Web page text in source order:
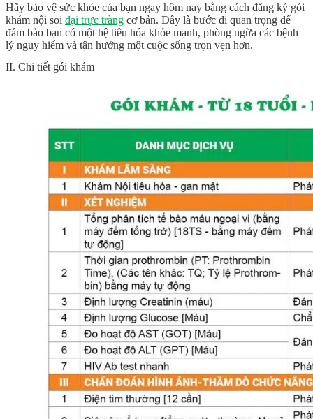
Hãy bảo vệ sức khỏe của bạn ngay hôm nay bằng cách đăng ký gói
khám nội soi đại trực tràng cơ bản. Đây là bước đi quan trọng để
đảm bảo bạn có một hệ tiêu hóa khỏe mạnh, phòng ngừa các bệnh
lý nguy hiểm và tận hưởng một cuộc sống trọn vẹn hơn.
II. Chi tiết gói khám